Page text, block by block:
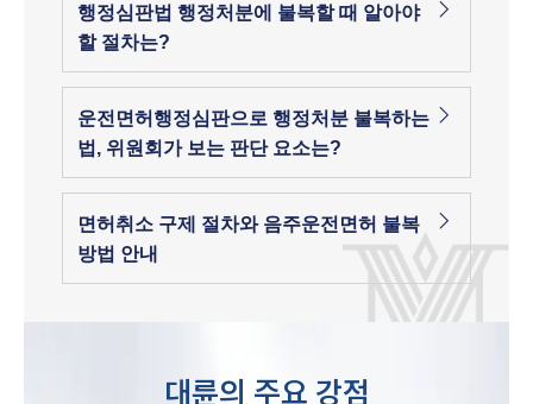
행정심판법 행정처분에 불복할 때 알아야
할 절차는?
운전면허행정심판으로 행정처분 불복하는
법, 위원회가 보는 판단 요소는?
면허취소 구제 절차와 음주운전면허 불복
방법 안내
대륜의 주요 강점